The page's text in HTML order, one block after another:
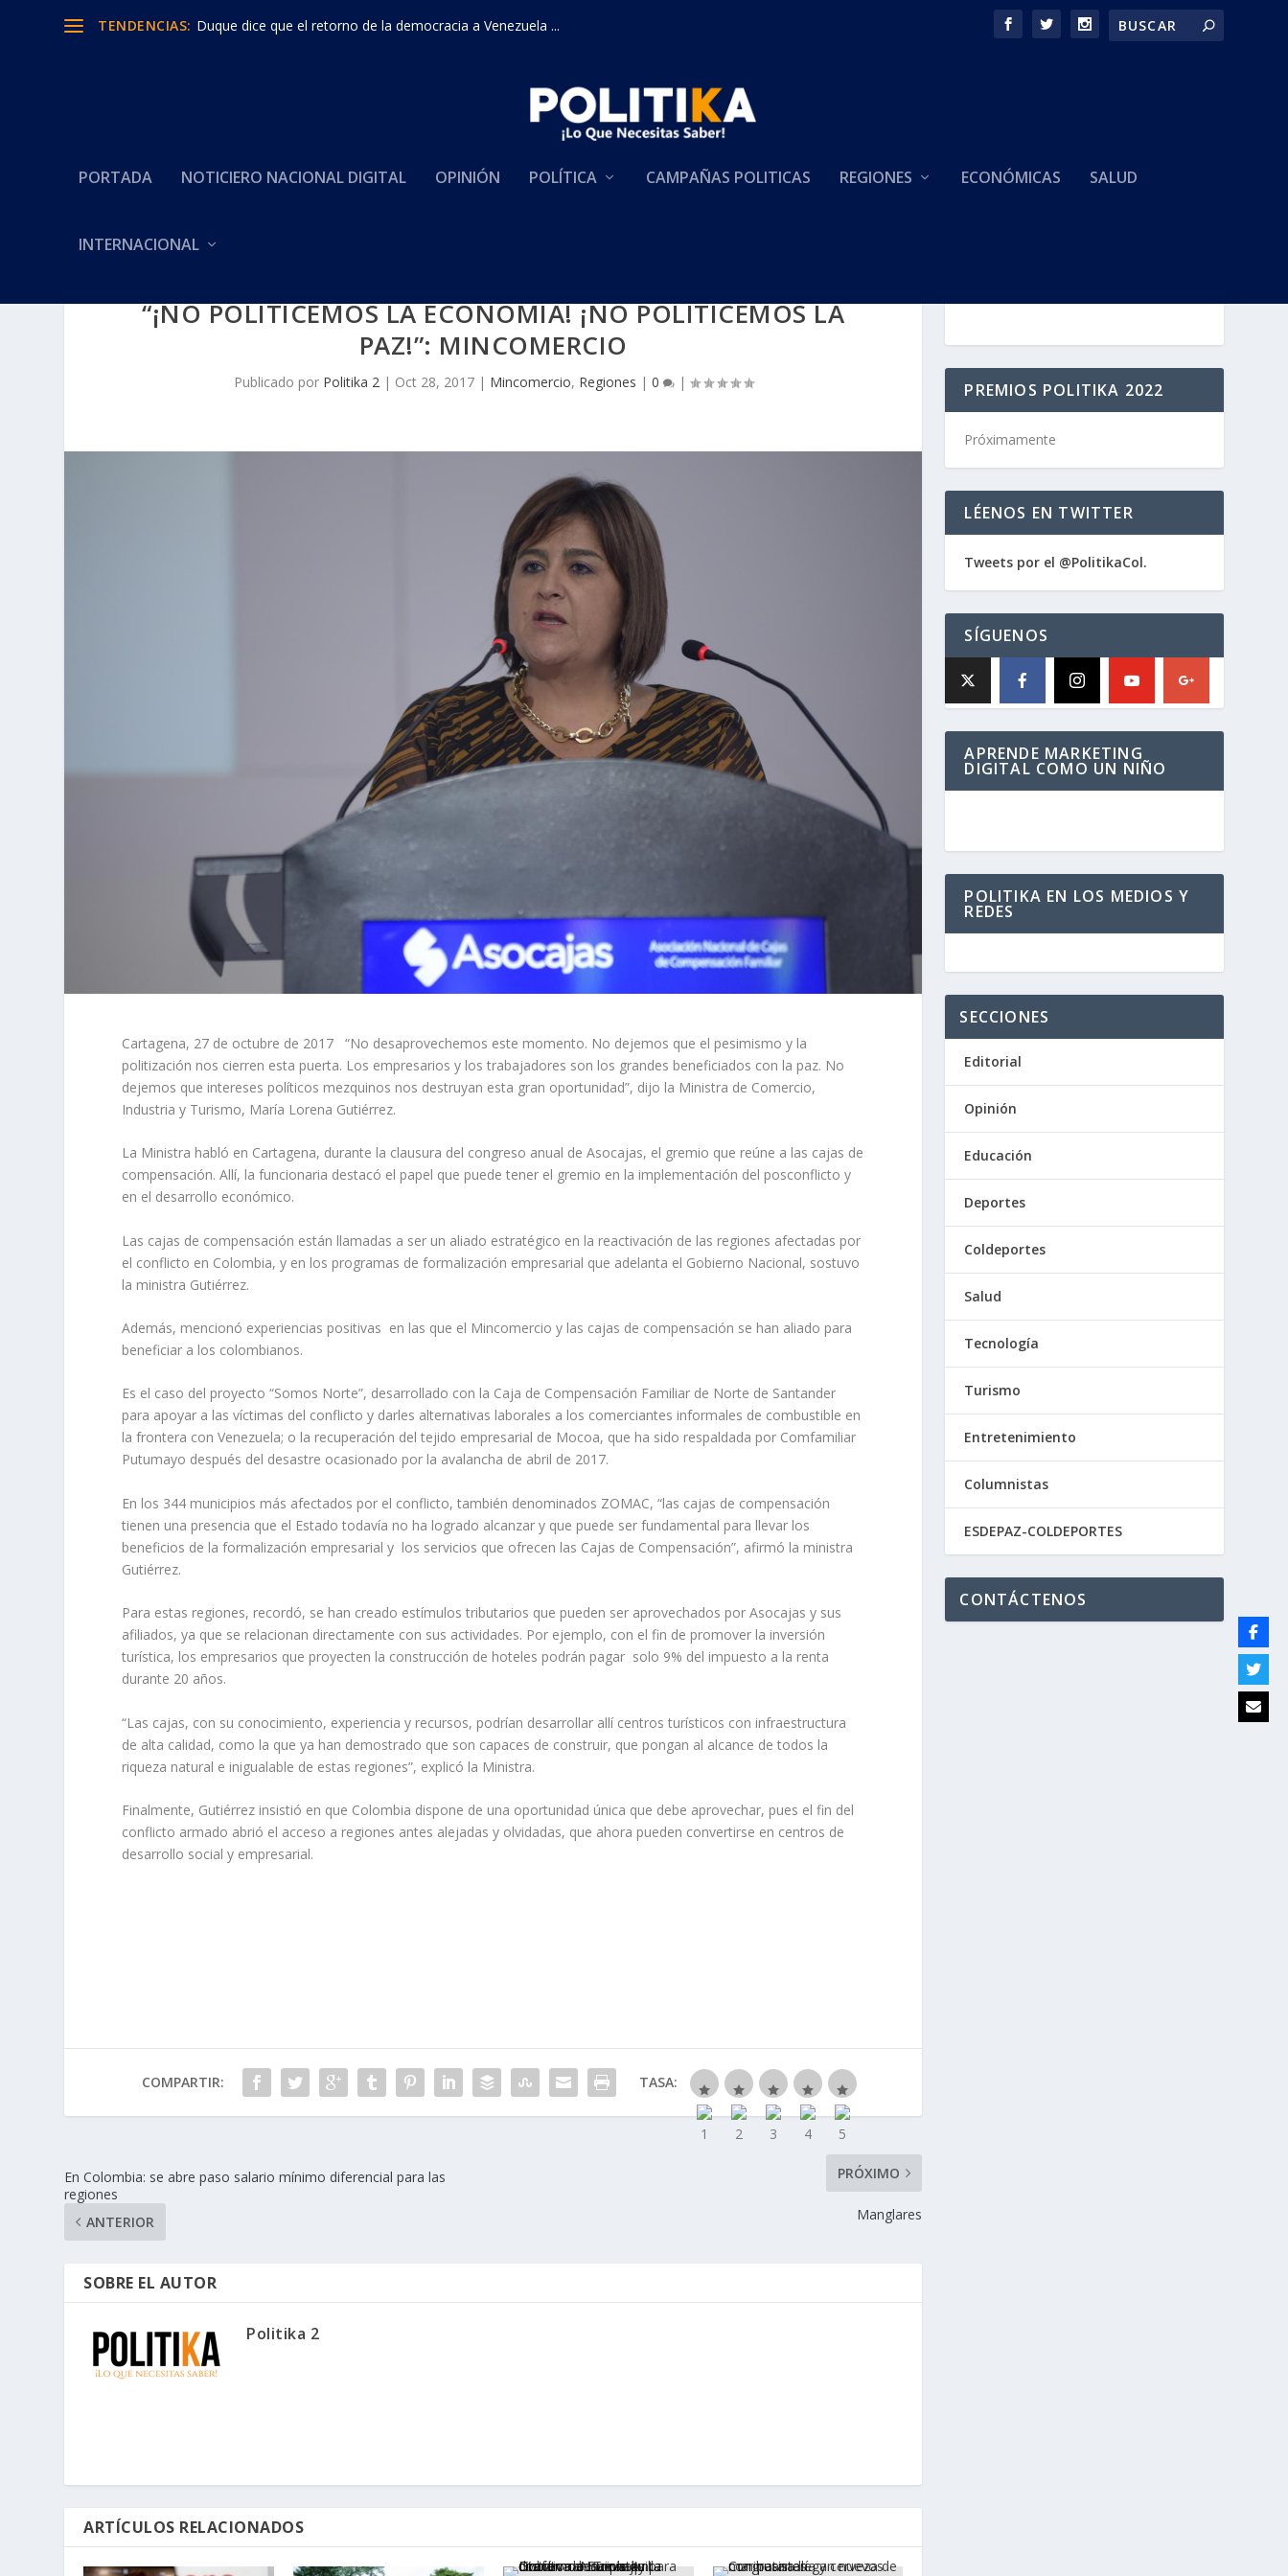
TENDENCIAS: Duque dice que el retorno de la democracia a Venezuela ...
PORTADA NOTICIERO NACIONAL DIGITAL OPINIÓN POLÍTICA CAMPAÑAS POLITICAS REGIONES ECONÓMICAS SALUD
INTERNACIONAL
“¡NO POLITICEMOS LA ECONOMÍA! ¡NO POLITICEMOS LA
PAZ!”: MINCOMERCIO
Publicado por Politika 2 | Oct 28, 2017| Mincomercio, Regiones | 0 |
Cartagena, 27 de octubre de 2017 “No desaprovechemos este momento. No dejemos que el pesimismo y la
politización nos cierren esta puerta. Los empresarios y los trabajadores son los grandes beneficiados con la paz. No
dejemos que intereses políticos mezquinos nos destruyan esta gran oportunidad”, dijo la Ministra de Comercio,
Industria y Turismo, María Lorena Gutiérrez.
La Ministra habló en Cartagena, durante la clausura del congreso anual de Asocajas, el gremio que reúne a las cajas de
compensación. Allí, la funcionaria destacó el papel que puede tener el gremio en la implementación del posconflicto y
en el desarrollo económico.
Las cajas de compensación están llamadas a ser un aliado estratégico en la reactivación de las regiones afectadas por
el conflicto en Colombia, y en los programas de formalización empresarial que adelanta el Gobierno Nacional, sostuvo
la ministra Gutiérrez.
Además, mencionó experiencias positivas en las que el Mincomercio y las cajas de compensación se han aliado para
beneficiar a los colombianos.
Es el caso del proyecto “Somos Norte”, desarrollado con la Caja de Compensación Familiar de Norte de Santander
para apoyar a las víctimas del conflicto y darles alternativas laborales a los comerciantes informales de combustible en
la frontera con Venezuela; o la recuperación del tejido empresarial de Mocoa, que ha sido respaldada por Comfamiliar
Putumayo después del desastre ocasionado por la avalancha de abril de 2017.
En los 344 municipios más afectados por el conflicto, también denominados ZOMAC, “las cajas de compensación
tienen una presencia que el Estado todavía no ha logrado alcanzar y que puede ser fundamental para llevar los
beneficios de la formalización empresarial y los servicios que ofrecen las Cajas de Compensación”, afirmó la ministra
Gutiérrez.
Para estas regiones, recordó, se han creado estímulos tributarios que pueden ser aprovechados por Asocajas y sus
afiliados, ya que se relacionan directamente con sus actividades. Por ejemplo, con el fin de promover la inversión
turística, los empresarios que proyecten la construcción de hoteles podrán pagar solo 9% del impuesto a la renta
durante 20 años.
“Las cajas, con su conocimiento, experiencia y recursos, podrían desarrollar allí centros turísticos con infraestructura
de alta calidad, como la que ya han demostrado que son capaces de construir, que pongan al alcance de todos la
riqueza natural e inigualable de estas regiones”, explicó la Ministra.
Finalmente, Gutiérrez insistió en que Colombia dispone de una oportunidad única que debe aprovechar, pues el fin del
conflicto armado abrió el acceso a regiones antes alejadas y olvidadas, que ahora pueden convertirse en centros de
desarrollo social y empresarial.
COMPARTIR: TASA:
En Colombia: se abre paso salario mínimo diferencial para las
regiones
ANTERIOR
PRÓXIMO
Manglares
SOBRE EL AUTOR
Politika 2
ARTÍCULOS RELACIONADOS
PREMIOS POLITIKA 2022
Próximamente
LÉENOS EN TWITTER
Tweets por el @PolitikaCol.
SÍGUENOS
APRENDE MARKETING
DIGITAL COMO UN NIÑO
POLITIKA EN LOS MEDIOS Y
REDES
SECCIONES
Editorial
Opinión
Educación
Deportes
Coldeportes
Salud
Tecnología
Turismo
Entretenimiento
Columnistas
ESDEPAZ-COLDEPORTES
CONTÁCTENOS